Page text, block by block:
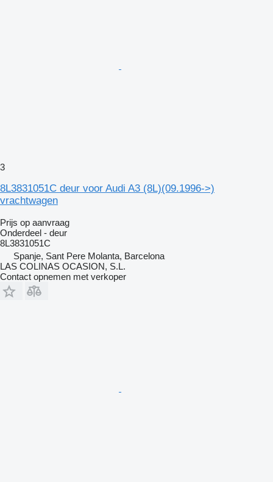
3
8L3831051C deur voor Audi A3 (8L)(09.1996->)
vrachtwagen
Prijs op aanvraag
Onderdeel - deur
8L3831051C
Spanje, Sant Pere Molanta, Barcelona
LAS COLINAS OCASION, S.L.
Contact opnemen met verkoper